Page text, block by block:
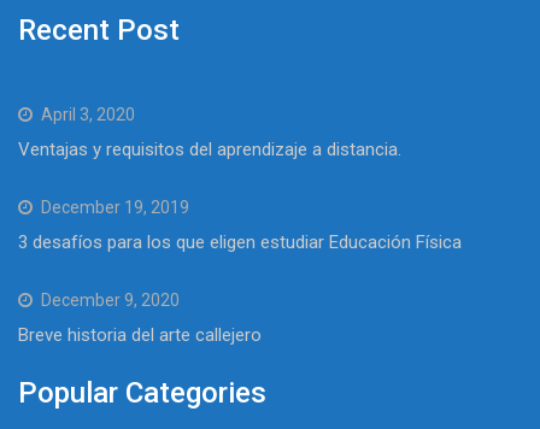
Recent Post
April 3, 2020
Ventajas y requisitos del aprendizaje a distancia.
December 19, 2019
3 desafíos para los que eligen estudiar Educación Física
December 9, 2020
Breve historia del arte callejero
Popular Categories